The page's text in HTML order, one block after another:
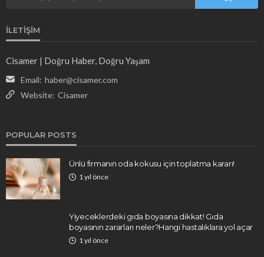
İLETIŞIM
Cisamer | Doğru Haber, Doğru Yaşam
Email: haber@cisamer.com
Website: Cisamer
POPULAR POSTS
Ünlü firmanın oda kokusu için toplatma kararı!
1 yıl önce
Yiyeceklerdeki gıda boyasına dikkat! Gıda
boyasının zararları neler?Hangi hastalıklara yol açar
1 yıl önce